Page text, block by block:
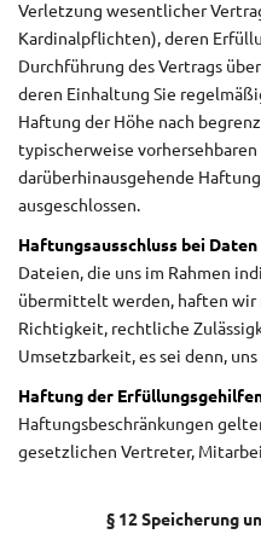
Verletzung wesentlicher
Kardinalpflichten), deren
Durchführung des Vertrags
deren Einhaltung Sie
Haftung der Höhe nach
typischerweise vorhersehbaren
darüberhinausgehende
ausgeschlossen.
Haftungsausschluss bei
Dateien, die uns im Rahmen
übermittelt werden, haften
Richtigkeit, rechtliche
Umsetzbarkeit, es sei denn,
Haftung der
Haftungsbeschränkungen
gesetzlichen Vertreter,
§ 12 Speicherung